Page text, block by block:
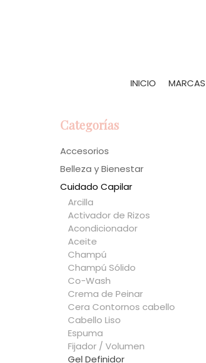
INICIO MARCAS
Categorías
Accesorios
Belleza y Bienestar
Cuidado Capilar
Arcilla
Activador de Rizos
Acondicionador
Aceite
Champú
Champú Sólido
Co-Wash
Crema de Peinar
Cera Contornos cabello
Cabello Liso
Espuma
Fijador / Volumen
Gel Definidor